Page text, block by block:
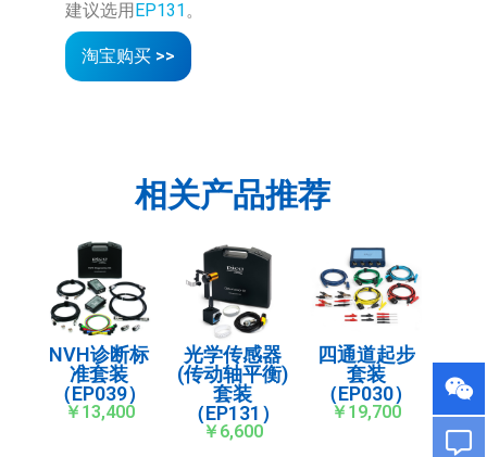
建议选用EP131。
淘宝购买 >>
相关产品推荐
NVH诊断标
准套装
（EP039）
￥13,400
光学传感器
(传动轴平衡)
套装
（EP131）
￥6,600
四通道起步
套装
（EP030）
￥19,700